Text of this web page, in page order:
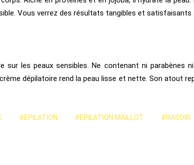
Vous verrez des résultats tangibles et satisfaisants
sur les peaux sensibles. Ne contenant ni parabènes
dépilatoire rend la peau lisse et nette. Son atout
#EPILATION #EPILATION MAILLOT #RASOIR